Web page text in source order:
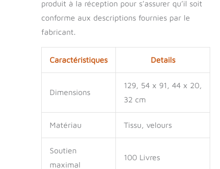
housse de lit
amovible pour chien
est entièrement
pour votre
commodité. Pour
des instructions de
spécifiques, veuillez
vous référer à
cousue (le cas
échéant)
produit à la réception pour s’assurer qu’il soit
conforme aux descriptions fournies par le
fabricant.
Caractéristiques Details
Dimensions
129, 54 x 91, 44 x 20,
32 cm
Matériau Tissu, velours
Soutien
maximal
100 Livres